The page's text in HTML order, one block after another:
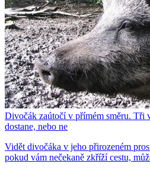
Divočák zaútočí v přímém směru. Tři
dostane, nebo ne
Vidět divočáka v jeho přirozeném
pokud vám nečekaně zkříží cestu,